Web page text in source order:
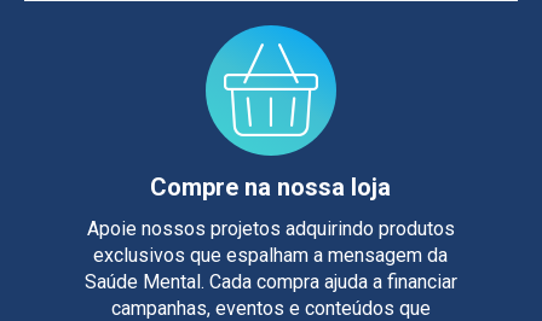
Compre na nossa loja
Apoie nossos projetos adquirindo produtos
exclusivos que espalham a mensagem da
Saúde Mental. Cada compra ajuda a financiar
campanhas, eventos e conteúdos que